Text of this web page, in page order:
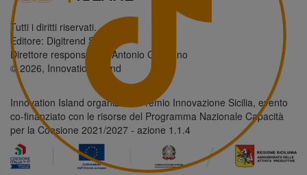
Tutti i diritti riservati.
Editore: Digitrend S.r.l.
Direttore responsabile: Antonio Giordano
© 2026, Innovation Island
Innovation Island organizza il Premio Innovazione Sicilia, evento
co-finanziato con le risorse del Programma Nazionale Capacità
per la Coesione 2021/2027 - azione 1.1.4